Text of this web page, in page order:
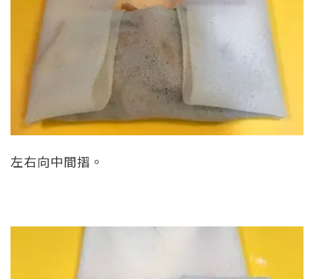
左右向中間摺。